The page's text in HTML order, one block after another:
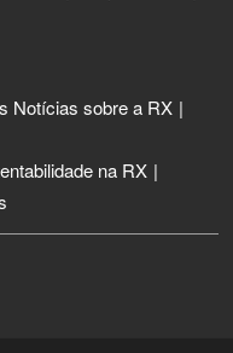
Notícias sobre a RX
na RX